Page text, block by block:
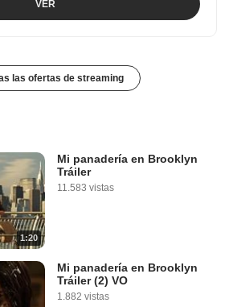
VER
las ofertas de streaming
1:20
Mi panadería en Brooklyn
Tráiler
11.583 vistas
Mi panadería en Brooklyn
Tráiler (2) VO
1.882 vistas